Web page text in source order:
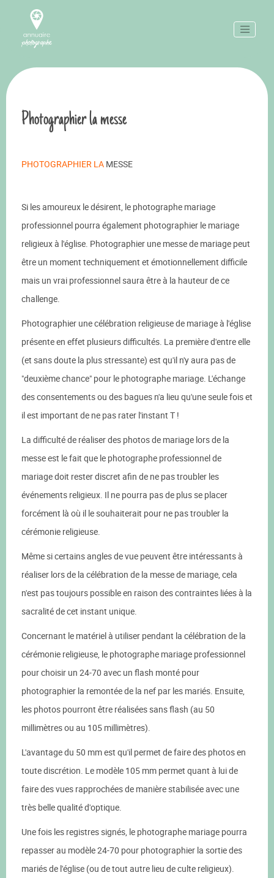
Photographier la messe
PHOTOGRAPHIER LA MESSE
Si les amoureux le désirent, le photographe mariage
professionnel pourra également photographier le mariage
religieux à l'église. Photographier une messe de mariage peut
être un moment techniquement et émotionnellement difficile
mais un vrai professionnel saura être à la hauteur de ce
challenge.
Photographier une célébration religieuse de mariage à l'église
présente en effet plusieurs difficultés. La première d'entre elle
(et sans doute la plus stressante) est qu'il n'y aura pas de
"deuxième chance" pour le photographe mariage. L'échange
des consentements ou des bagues n'a lieu qu'une seule fois et
il est important de ne pas rater l'instant T !
La difficulté de réaliser des photos de mariage lors de la
messe est le fait que le photographe professionnel de
mariage doit rester discret afin de ne pas troubler les
événements religieux. Il ne pourra pas de plus se placer
forcément là où il le souhaiterait pour ne pas troubler la
cérémonie religieuse.
Même si certains angles de vue peuvent être intéressants à
réaliser lors de la célébration de la messe de mariage, cela
n'est pas toujours possible en raison des contraintes liées à la
sacralité de cet instant unique.
Concernant le matériel à utiliser pendant la célébration de la
cérémonie religieuse, le photographe mariage professionnel
pour choisir un 24-70 avec un flash monté pour
photographier la remontée de la nef par les mariés. Ensuite,
les photos pourront être réalisées sans flash (au 50
millimètres ou au 105 millimètres).
L'avantage du 50 mm est qu'il permet de faire des photos en
toute discrétion. Le modèle 105 mm permet quant à lui de
faire des vues rapprochées de manière stabilisée avec une
très belle qualité d'optique.
Une fois les registres signés, le photographe mariage pourra
repasser au modèle 24-70 pour photographier la sortie des
mariés de l'église (ou de tout autre lieu de culte religieux).